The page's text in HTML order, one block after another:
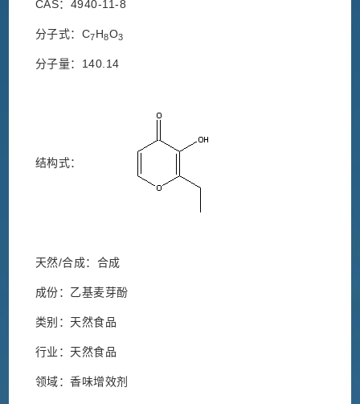
CAS：4940-11-8
分子式：C7H8O3
分子量：140.14
结构式：
天然/合成：合成
成份：乙基麦芽酚
类别：天然食品
行业：天然食品
领域：香味增效剂